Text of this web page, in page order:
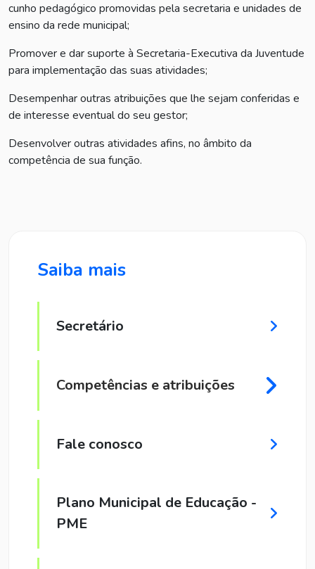
cunho pedagógico promovidas pela secretaria e unidades de
ensino da rede municipal;
Promover e dar suporte à Secretaria-Executiva da Juventude
para implementação das suas atividades;
Desempenhar outras atribuições que lhe sejam conferidas e
de interesse eventual do seu gestor;
Desenvolver outras atividades afins, no âmbito da
competência de sua função.
Saiba mais
Secretário
Competências e atribuições
Fale conosco
Plano Municipal de Educação -
PME